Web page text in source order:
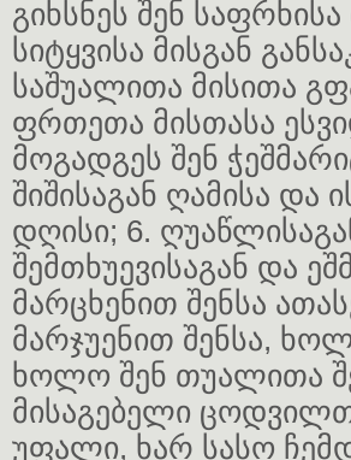
გიხსნეს შენ
სიტყვისა მისგან
საშუალითა მისითა
ფრთეთა მისთასა
მოგადგეს შენ
შიშისაგან ღამისა
დღისი; 6.
შემთხუევისაგან და
მარცხენით შენსა
მარჯუენით შენსა,
ხოლო შენ თუალითა
მისაგებელი
უფალი, ხარ სასო